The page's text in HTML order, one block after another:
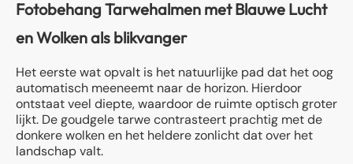
Fotobehang Tarwehalmen met Blauwe Lucht
en Wolken als blikvanger
Het eerste wat opvalt is het natuurlijke pad dat het oog
automatisch meeneemt naar de horizon. Hierdoor
ontstaat veel diepte, waardoor de ruimte optisch groter
lijkt. De goudgele tarwe contrasteert prachtig met de
donkere wolken en het heldere zonlicht dat over het
landschap valt.